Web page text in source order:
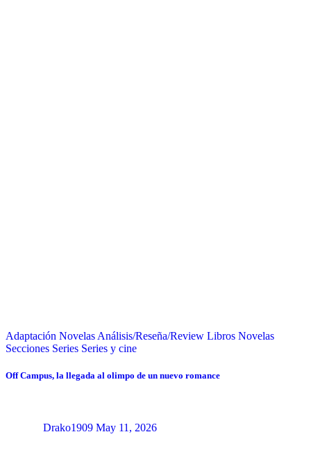
Adaptación Novelas Análisis/Reseña/Review Libros Novelas
Secciones Series Series y cine
Off Campus, la llegada al olimpo de un nuevo romance
Drako1909 May 11, 2026